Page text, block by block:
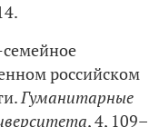
российском
Гуманитарные
, 4, 109–